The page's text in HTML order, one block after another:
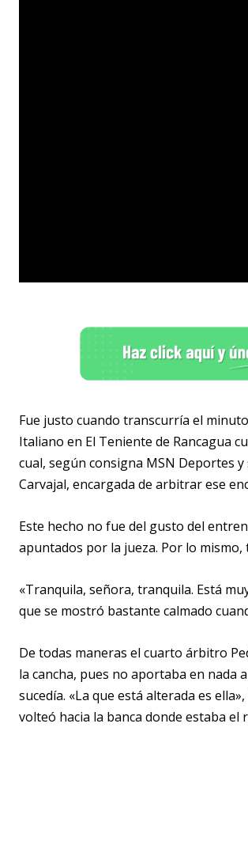
Fue justo cuando transcurría el
Italiano en El Teniente de Rancagua
cual, según consigna MSN Deportes
Carvajal, encargada de arbitrar ese
Este hecho no fue del gusto del
apuntados por la jueza. Por lo
«Tranquila, señora, tranquila. Está
que se mostró bastante calmado
De todas maneras el cuarto árbitro
la cancha, pues no aportaba en nada
sucedía. «La que está alterada es
volteó hacia la banca donde estaba